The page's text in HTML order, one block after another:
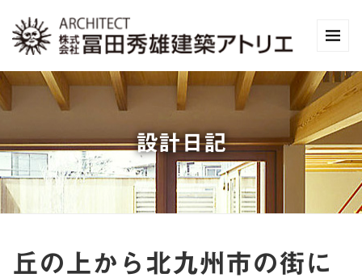
設計日記
丘の上から北九州市の街に